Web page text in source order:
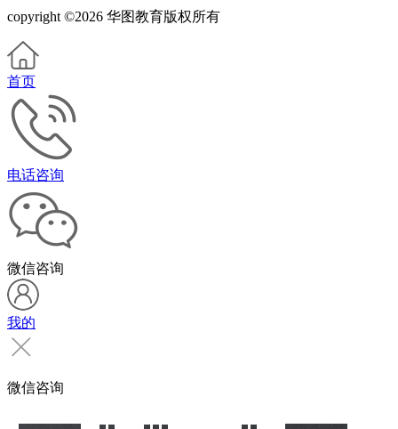
copyright ©2026 华图教育版权所有
首页
电话咨询
微信咨询
我的
微信咨询